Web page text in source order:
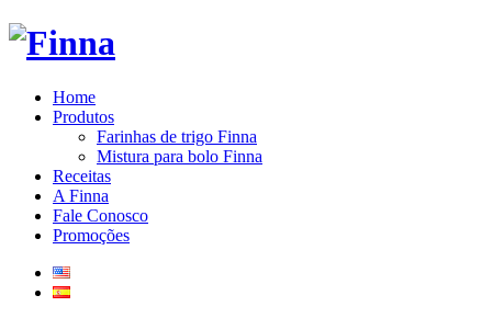
Home
Produtos
Farinhas de trigo Finna
Mistura para bolo Finna
Receitas
A Finna
Fale Conosco
Promoções